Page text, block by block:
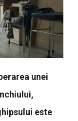
unei
este